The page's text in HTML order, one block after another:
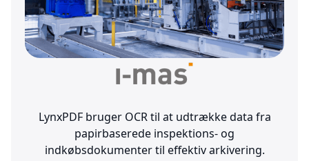
LynxPDF bruger OCR til at udtrække data fra
papirbaserede inspektions- og
indkøbsdokumenter til effektiv arkivering.